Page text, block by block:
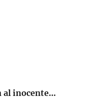
al inocente…